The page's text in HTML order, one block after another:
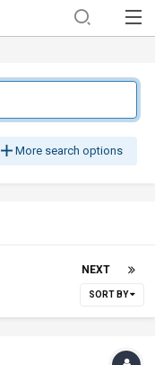
More search options
NEXT
SORT BY